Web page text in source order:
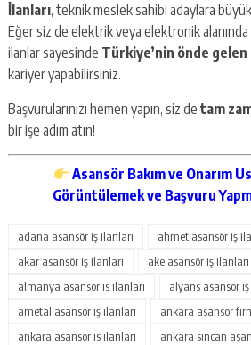
İlanları, teknik meslek sahibi adaylara
Eğer siz de elektrik veya elektronik
ilanlar sayesinde Türkiye’nin önde
kariyer yapabilirsiniz.
Başvurularınızı hemen yapın, siz de tam
bir işe adım atın!
Asansör Bakım ve Onarım
Görüntülemek ve Başvuru
adana asansör iş ilanları
ahmet asansör iş
akar asansör iş ilanları
ake asansör iş ilanları
almanya asansör is ilanları
alyans asansör
ametal asansör iş ilanları
ankara asansör
ankara asansör is ilanları
ankara sincan